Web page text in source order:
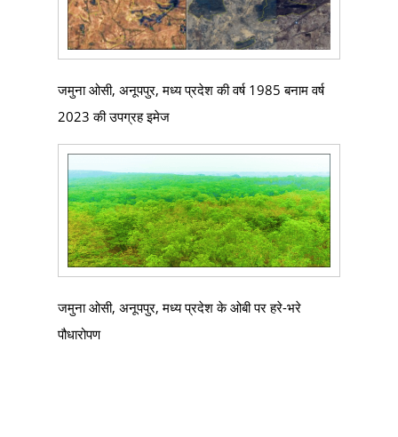
जमुना ओसी, अनूपपुर, मध्य प्रदेश की वर्ष 1985 बनाम वर्ष
2023 की उपग्रह इमेज
जमुना ओसी, अनूपपुर, मध्य प्रदेश के ओबी पर हरे-भरे
पौधारोपण